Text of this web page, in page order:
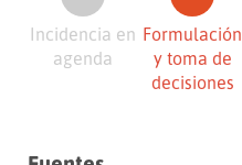
Incidencia en
agenda
Formulación
y toma de
decisiones